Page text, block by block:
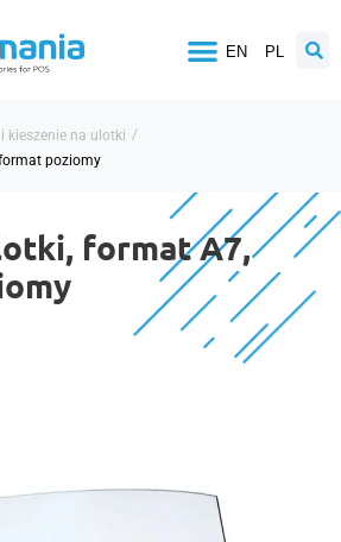
EN PL
kieszenie na ulotki /
poziomy
format A7,